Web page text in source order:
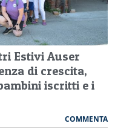
Estivi Auser
di crescita,
iscritti e i
COMMENTA